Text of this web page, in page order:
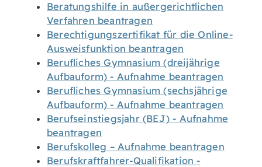
Beratungshilfe in außergerichtlichen
Verfahren beantragen
Berechtigungszertifikat für die Online-
Ausweisfunktion beantragen
Berufliches Gymnasium (dreijährige
Aufbauform) - Aufnahme beantragen
Berufliches Gymnasium (sechsjährige
Aufbauform) - Aufnahme beantragen
Berufseinstiegsjahr (BEJ) - Aufnahme
beantragen
Berufskolleg – Aufnahme beantragen
Berufskraftfahrer-Qualifikation -